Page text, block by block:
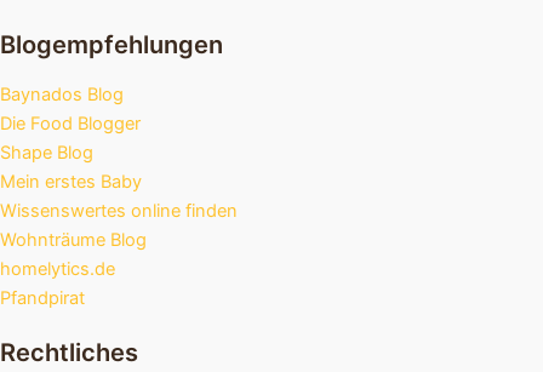
Blogempfehlungen
Baynados Blog
Die Food Blogger
Shape Blog
Mein erstes Baby
Wissenswertes online finden
Wohnträume Blog
homelytics.de
Pfandpirat
Rechtliches